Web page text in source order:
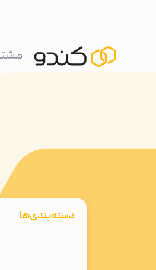
دسته‌بندی‌ها